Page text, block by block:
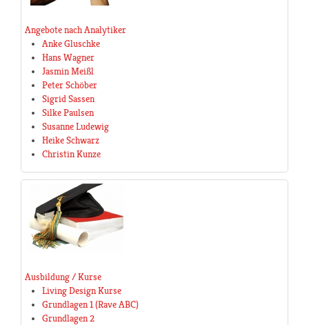
Angebote nach Analytiker
Anke Gluschke
Hans Wagner
Jasmin Meißl
Peter Schöber
Sigrid Sassen
Silke Paulsen
Susanne Ludewig
Heike Schwarz
Christin Kunze
Ausbildung / Kurse
Living Design Kurse
Grundlagen 1 (Rave ABC)
Grundlagen 2